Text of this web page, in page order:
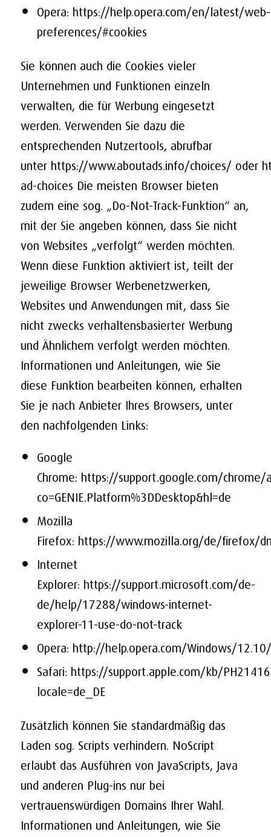
Opera: https://help.opera.com/en/latest/web-
preferences/#cookies
Sie können auch die Cookies vieler
Unternehmen und Funktionen einzeln
verwalten, die für Werbung eingesetzt
werden. Verwenden Sie dazu die
entsprechenden Nutzertools, abrufbar
unter https://www.aboutads.info/choices/ oder
ad-choices Die meisten Browser bieten
zudem eine sog. „Do-Not-Track-Funktion“ an,
mit der Sie angeben können, dass Sie nicht
von Websites „verfolgt“ werden möchten.
Wenn diese Funktion aktiviert ist, teilt der
jeweilige Browser Werbenetzwerken,
Websites und Anwendungen mit, dass Sie
nicht zwecks verhaltensbasierter Werbung
und Ähnlichem verfolgt werden möchten.
Informationen und Anleitungen, wie Sie
diese Funktion bearbeiten können, erhalten
Sie je nach Anbieter Ihres Browsers, unter
den nachfolgenden Links:
Google
Chrome: https://support.google.com/
co=GENIE.Platform%3DDesktop&hl=de
Mozilla
Firefox: https://www.mozilla.org/de/firefox/
Internet
Explorer: https://support.microsoft.com/de-
de/help/17288/windows-internet-
explorer-11-use-do-not-track
Opera: http://help.opera.com/Windows/
Safari: https://support.apple.com/kb/
locale=de_DE
Zusätzlich können Sie standardmäßig das
Laden sog. Scripts verhindern. NoScript
erlaubt das Ausführen von JavaScripts, Java
und anderen Plug-ins nur bei
vertrauenswürdigen Domains Ihrer Wahl.
Informationen und Anleitungen, wie Sie